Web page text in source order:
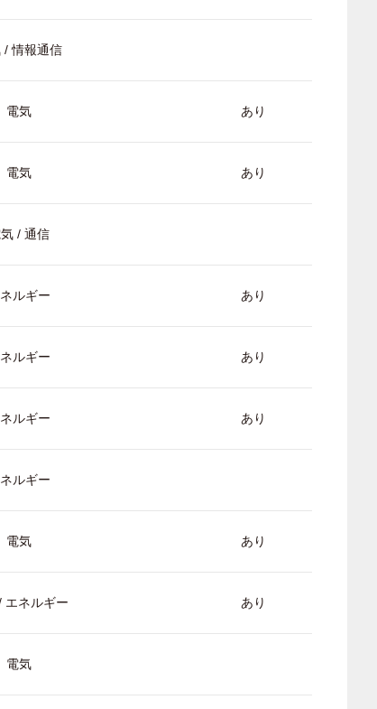
/ 情報通信
電気 あり
電気 あり
/ 通信
ルギー あり
ルギー あり
ルギー あり
ルギー
電気 あり
エネルギー あり
電気